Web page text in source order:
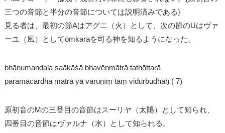
三つの音節と半分の音節については説明済みである}
見る者は、最初の節Aはアグニ（火）として、次の節のUはヴァ
ーユ（風）としてōmkaraを司る神を知るようになった。
bhānumaṇḍala saākāśā bhavēnmātrā tathōttarā
paramācārdha mātrā yā vāruṇīṃ tāṃ vidurbudhāḥ ( 7)
原初音のMの三番目の音節はスーリヤ（太陽）として知られ、
四番目の音節はヴァルナ（水）として知られる。